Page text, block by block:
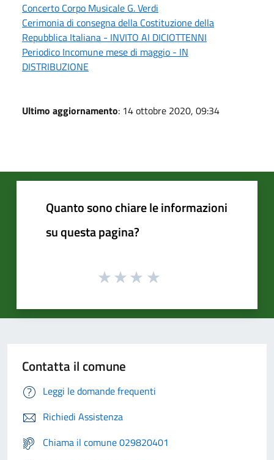
Concerto Corpo Musicale G. Verdi
Cerimonia di consegna della Costituzione della
Repubblica Italiana - INVITO AI DICIOTTENNI
Periodico Incomune mese di maggio - IN
DISTRIBUZIONE
Ultimo aggiornamento: 14 ottobre 2020, 09:34
Quanto sono chiare le informazioni
su questa pagina?
Contatta il comune
Leggi le domande frequenti
Richiedi Assistenza
Chiama il comune 029820401